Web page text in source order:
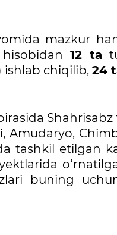
mazkur
12 ta
ishlab chiqilib, 24
tashkil etilgan
buning